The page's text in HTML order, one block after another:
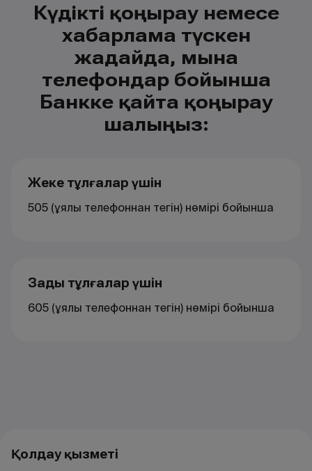
Күдікті қоңырау немесе
хабарлама түскен
жағдайда, мына
телефондар бойынша
Банкке қайта қоңырау
шалыңыз:
Жеке тұлғалар үшін
505 (ұялы телефоннан тегін) нөмірі бойынша
Заңды тұлғалар үшін
605 (ұялы телефоннан тегін) нөмірі бойынша
Қолдау қызметі